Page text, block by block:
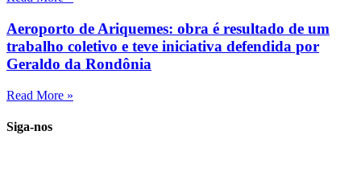
Aeroporto de Ariquemes: obra é resultado de um
trabalho coletivo e teve iniciativa defendida por
Geraldo da Rondônia
Read More »
Siga-nos